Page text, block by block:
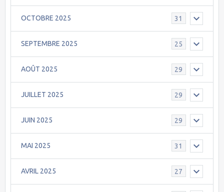
OCTOBRE 2025 31
SEPTEMBRE 2025 25
AOÛT 2025 29
JUILLET 2025 29
JUIN 2025 29
MAI 2025 31
AVRIL 2025 27